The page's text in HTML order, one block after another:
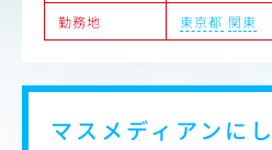
・校正・検品：作成したデータ
ジタル校正ツールを補助ツール
勤務地
東京都 関東
マスメディアンに